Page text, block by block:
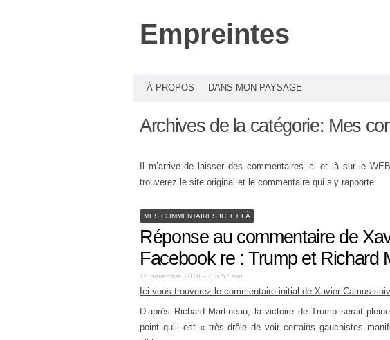
Empreintes
À PROPOS DANS MON PAYSAGE
Archives de la catégorie: Mes
Il m’arrive de laisser des commentaires ici et là sur le
trouverez le site original et le commentaire qui s’y rapporte
MES COMMENTAIRES ICI ET LÀ
Réponse au commentaire de
Facebook re : Trump et Richard
16 novembre 2016 – 0 h 57 min
Ici vous trouverez le commentaire initial de Xavier Camus
D’après Richard Martineau, la victoire de Trump serait
point qu’il est « très drôle de voir certains gauchistes